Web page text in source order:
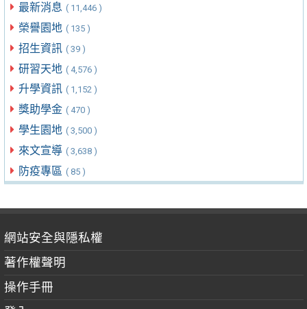
最新消息 ( 11,446 )
榮譽園地 ( 135 )
招生資訊 ( 39 )
研習天地 ( 4,576 )
升學資訊 ( 1,152 )
獎助學金 ( 470 )
學生園地 ( 3,500 )
來文宣導 ( 3,638 )
防疫專區 ( 85 )
網站安全與隱私權
著作權聲明
操作手冊